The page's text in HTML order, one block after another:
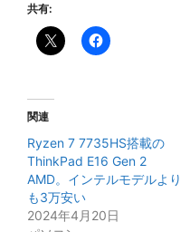
共有:
関連
Ryzen 7 7735HS搭載の
ThinkPad E16 Gen 2
AMD。インテルモデルより
も3万安い
2024年4月20日